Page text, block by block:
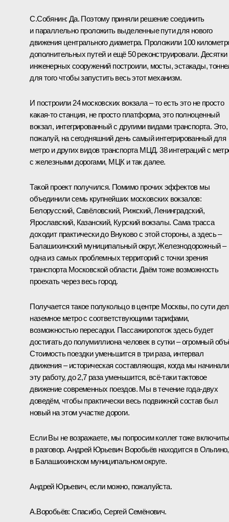
С.Собянин: Да. Поэтому приняли решение соединить
и параллельно проложить выделенные пути для нового
движения центрального диаметра. Проложили 100
дополнительных путей и ещё 50 реконструировали. Десятки
инженерных сооружений построили, мосты, эстакады,
для того чтобы запустить весь этот механизм.
И построили 24 московских вокзала – то есть это не просто
какая-то станция, не просто платформа, это полноценный
вокзал, интегрированный с другими видами транспорта. Это,
пожалуй, на сегодняшний день самый интегрированный для
метро и других видов транспорта МЦД. 38 интеграций с
с железными дорогами, МЦК и так далее.
Такой проект получился. Помимо прочих эффектов мы
объединили семь крупнейших московских вокзалов:
Белорусский, Савёловский, Рижский, Ленинградский,
Ярославский, Казанский, Курский вокзалы. Сама трасса
доходит практически до Внуково с этой стороны, а здесь –
Балашихинский муниципальный округ, Железнодорожный –
одна из самых проблемных территорий с точки зрения
транспорта Московской области. Даём тоже возможность
проехать через весь город.
Получается такое полукольцо в центре Москвы, по сути
наземное метро с соответствующими тарифами,
возможностью пересадки. Пассажиропоток здесь будет
достигать до полумиллиона человек в сутки – огромный
Стоимость поездки уменьшится в три раза, интервал
движения – историческая составляющая, когда мы начинали
эту работу, до 2,7 раза уменьшится, всё-таки тактовое
движение современных поездов. Мы в течение года-двух
доведём, чтобы практически весь подвижной состав был
новый на этом участке дороги.
Если Вы не возражаете, мы попросим коллег тоже
в разговор. Андрей Юрьевич Воробьёв находится в Ольгино,
в Балашихинском муниципальном округе.
Андрей Юрьевич, если можно, пожалуйста.
А.Воробьёв: Спасибо, Сергей Семёнович.